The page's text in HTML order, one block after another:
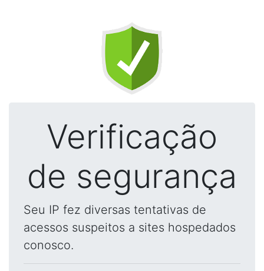
Verificação
de segurança
Seu IP fez diversas tentativas de
acessos suspeitos a sites hospedados
conosco.